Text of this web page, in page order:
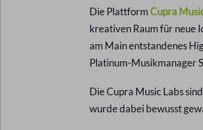
Die PlattformCupra
kreativen Raum für neue
am Main entstandenes
Platinum-Musikmanager
Die Cupra Music Labs
wurde dabei bewusst